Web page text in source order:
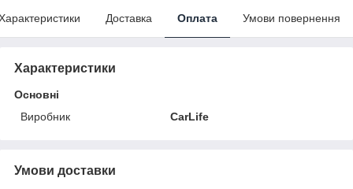
Доставка Оплата Умови повернення
Характеристики
Основні
Виробник
CarLife
Умови доставки